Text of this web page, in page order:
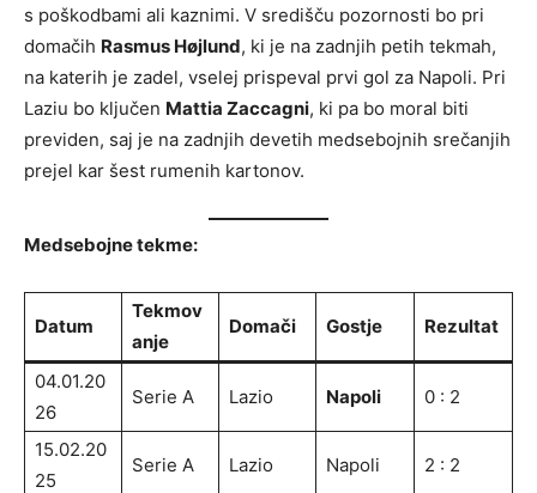
s poškodbami ali kaznimi. V središču pozornosti bo pri
domačih Rasmus Højlund, ki je na zadnjih petih tekmah,
na katerih je zadel, vselej prispeval prvi gol za Napoli. Pri
Laziu bo ključen Mattia Zaccagni, ki pa bo moral biti
previden, saj je na zadnjih devetih medsebojnih srečanjih
prejel kar šest rumenih kartonov.
Medsebojne tekme:
Datum
Tekmov
anje
Domači Gostje Rezultat
04.01.20
26
Serie A Lazio Napoli 0 : 2
15.02.20
25
Serie A Lazio Napoli 2 : 2